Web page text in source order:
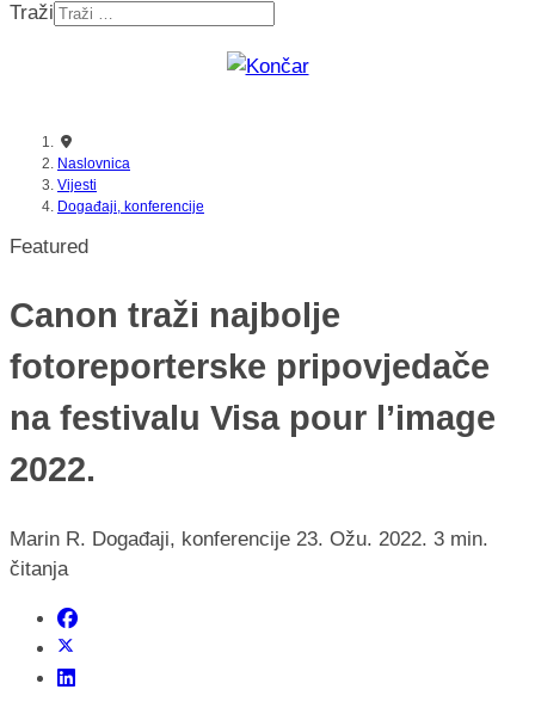
Recenzija: Einhell Professional CP-
Traži
Naslovnica
Vijesti
Događaji, konferencije
Featured
Canon traži najbolje
fotoreporterske pripovjedače
na festivalu Visa pour l’image
2022.
Marin R. Događaji, konferencije 23. Ožu. 2022. 3 min.
čitanja